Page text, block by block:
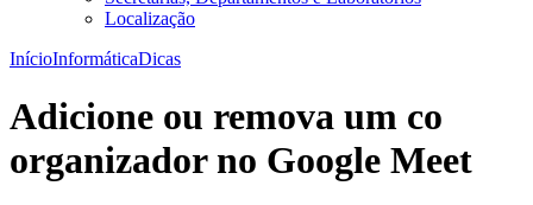
Localização
InícioInformáticaDicas
Adicione ou remova um co
organizador no Google Meet